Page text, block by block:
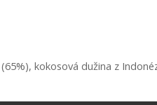
kokosová dužina z